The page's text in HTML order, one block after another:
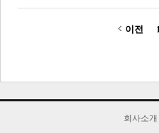
이전
회사소개